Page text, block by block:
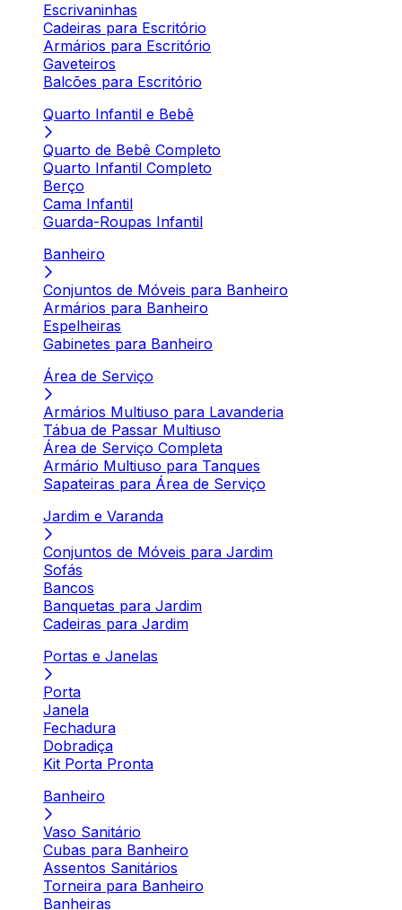
Escrivaninhas
Cadeiras para Escritório
Armários para Escritório
Gaveteiros
Balcões para Escritório
Quarto Infantil e Bebê
Quarto de Bebê Completo
Quarto Infantil Completo
Berço
Cama Infantil
Guarda-Roupas Infantil
Banheiro
Conjuntos de Móveis para Banheiro
Armários para Banheiro
Espelheiras
Gabinetes para Banheiro
Área de Serviço
Armários Multiuso para Lavanderia
Tábua de Passar Multiuso
Área de Serviço Completa
Armário Multiuso para Tanques
Sapateiras para Área de Serviço
Jardim e Varanda
Conjuntos de Móveis para Jardim
Sofás
Bancos
Banquetas para Jardim
Cadeiras para Jardim
Portas e Janelas
Porta
Janela
Fechadura
Dobradiça
Kit Porta Pronta
Banheiro
Vaso Sanitário
Cubas para Banheiro
Assentos Sanitários
Torneira para Banheiro
Banheiras